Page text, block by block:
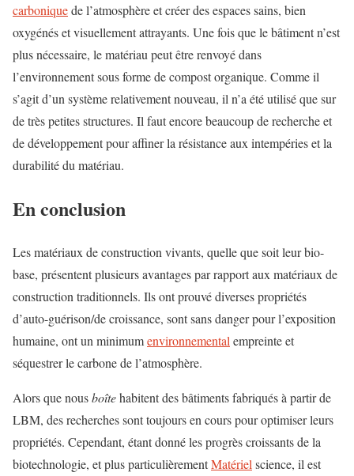
carboniquede l’atmosphère et créer des espaces sains, bien
oxygénés et visuellement attrayants. Une fois que le bâtiment n’est
plus nécessaire, le matériau peut être renvoyé dans
l’environnement sous forme de compost organique. Comme il
s’agit d’un système relativement nouveau, il n’a été utilisé que sur
de très petites structures. Il faut encore beaucoup de recherche et
de développement pour affiner la résistance aux intempéries et la
durabilité du matériau.
En conclusion
Les matériaux de construction vivants, quelle que soit leur bio-
base, présentent plusieurs avantages par rapport aux matériaux de
construction traditionnels. Ils ont prouvé diverses propriétés
d’auto-guérison/de croissance, sont sans danger pour l’exposition
humaine, ont un minimumenvironnemental empreinte et
séquestrer le carbone de l’atmosphère.
Alors que nousboîtehabitent des bâtiments fabriqués à partir de
LBM, des recherches sont toujours en cours pour optimiser leurs
propriétés. Cependant, étant donné les progrès croissants de la
biotechnologie, et plus particulièrementMatériel science, il est